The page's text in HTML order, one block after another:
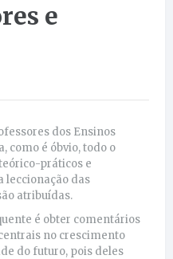
e
dos Ensinos
como é óbvio, todo o
práticos e
leccionação das
atribuídas.
é obter comentários
no crescimento
do futuro, pois deles